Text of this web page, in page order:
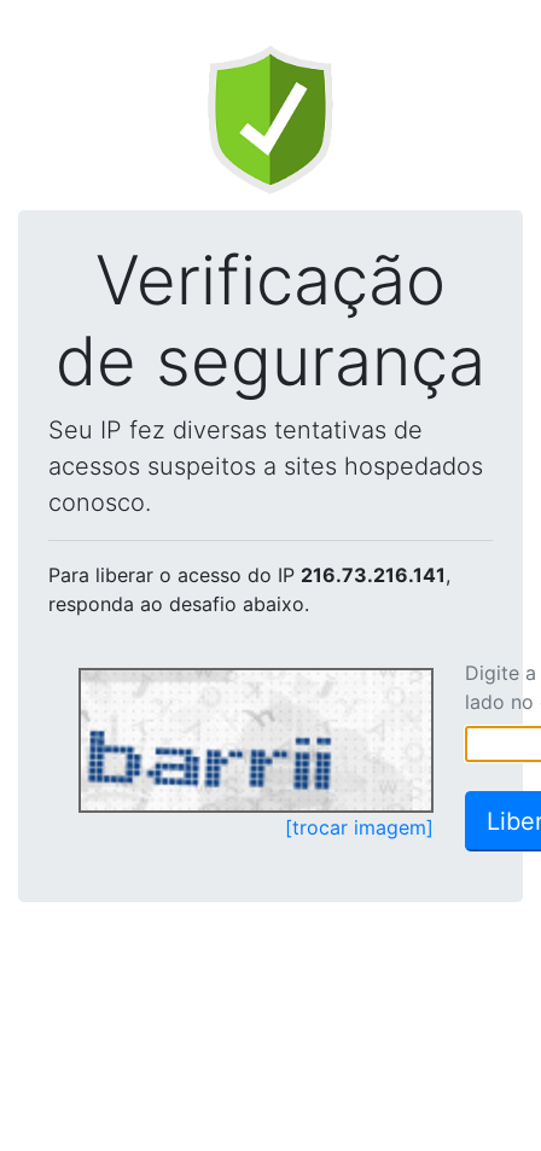
Verificação
de segurança
Seu IP fez diversas tentativas de
acessos suspeitos a sites hospedados
conosco.
Para liberar o acesso do IP 216.73.216.141,
responda ao desafio abaixo.
[trocar imagem]
Digite
lado no